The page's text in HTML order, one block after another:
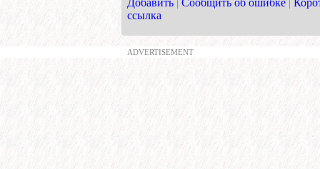
ссылка
ADVERTISEMENT